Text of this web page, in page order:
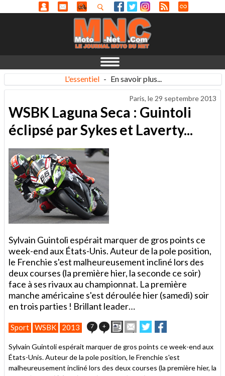
L'essentiel - En savoir plus...
Paris, le 29 septembre 2013
WSBK Laguna Seca : Guintoli
éclipsé par Sykes et Laverty...
Sylvain Guintoli espérait marquer de gros points ce
week-end aux États-Unis. Auteur de la pole position,
le Frenchie s'est malheureusement incliné lors des
deux courses (la première hier, la seconde ce soir)
face à ses rivaux au championnat. La première
manche américaine s'est déroulée hier (samedi) soir
en trois parties ! Brillant leader…
Sport WSBK 2013 7 + ImprimerEnvoyer
cet
à
un
ami
Partager
sur
sur
Sylvain Guintoli espérait marquer de gros points ce week-end aux
États-Unis. Auteur de la pole position, le Frenchie s'est
malheureusement incliné lors des deux courses (la première hier, la